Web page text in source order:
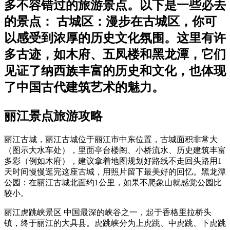
多不容错过的旅游景点。以下是一些必去
的景点： 古城区：漫步在古城区，你可
以感受到浓厚的历史文化氛围。这里有许
多古迹，如木府、五凤楼和黑龙潭，它们
见证了纳西族丰富的历史和文化，也体现
了中国古代建筑艺术的魅力。
丽江景点旅游攻略
丽江古城，丽江古城位于丽江市中东位置，古城面积非常大
（图示大水车处），里面亭台楼阁、小桥流水、历史建筑丰富
多彩（例如木府），建议拿着地图规划好路线不走回头路用1
天时间慢慢逛完这座古城，用照片留下最美好的回忆。黑龙潭
公园：在丽江古城北面约1公里，如果不爬象山就感觉公园比
较小。
丽江虎跳峡景区 中国最深的峡谷之一，起于香格里拉桥头
镇，终于丽江的大具县。虎跳峡分为上虎跳、中虎跳、下虎跳